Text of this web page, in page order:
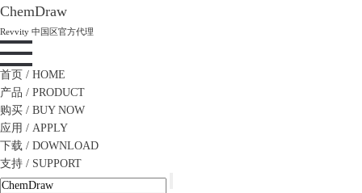
ChemDraw
Revvity 中国区官方代理
首页 / HOME
产品 / PRODUCT
购买 / BUY NOW
应用 / APPLY
下载 / DOWNLOAD
支持 / SUPPORT